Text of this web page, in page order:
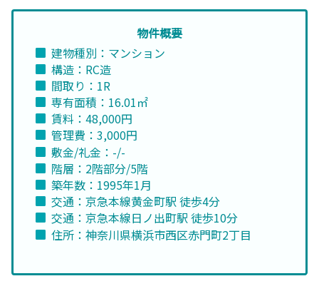
物件概要
建物種別：マンション
構造：RC造
間取り：1R
専有面積：16.01㎡
賃料：48,000円
管理費：3,000円
敷金/礼金：-/-
階層：2階部分/5階
築年数：1995年1月
交通：京急本線黄金町駅 徒歩4分
交通：京急本線日ノ出町駅 徒歩10分
住所：神奈川県横浜市西区赤門町2丁目